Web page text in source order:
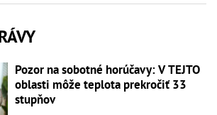
Pozor na sobotné horúčavy: V TEJTO
oblasti môže teplota prekročiť 33
stupňov